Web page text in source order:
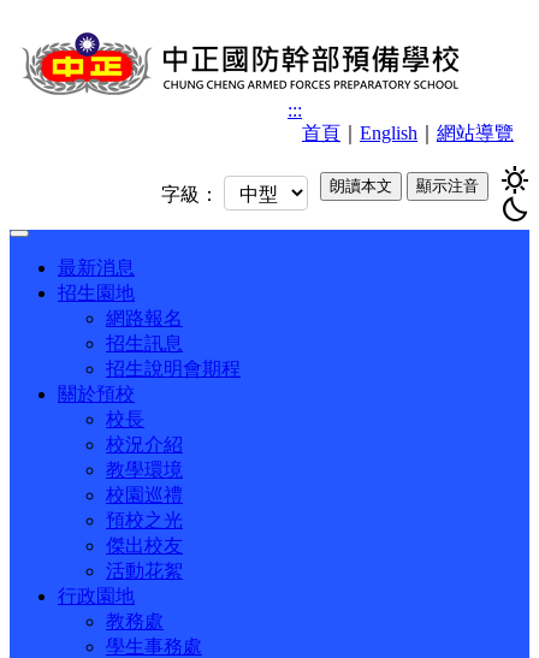
首頁 English 網站導覽
:::
sunny
bedtime
朗讀本文 顯示注音
字級：
Toggle
navigation最新消息
招生園地
網路報名
招生訊息
招生說明會期程
關於預校
校長
校況介紹
教學環境
校園巡禮
預校之光
傑出校友
活動花絮
行政園地
教務處
學生事務處